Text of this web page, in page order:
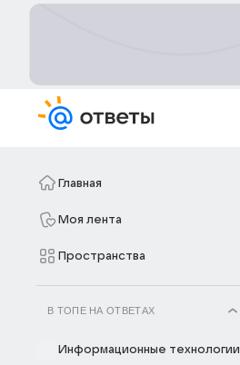
Главная
Моя лента
Пространства
В ТОПЕ НА ОТВЕТАХ
Информационные технологии